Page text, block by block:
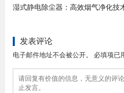
湿式静电除尘器：高效烟气净化技
发表评论
电子邮件地址不会被公开。 必填项已